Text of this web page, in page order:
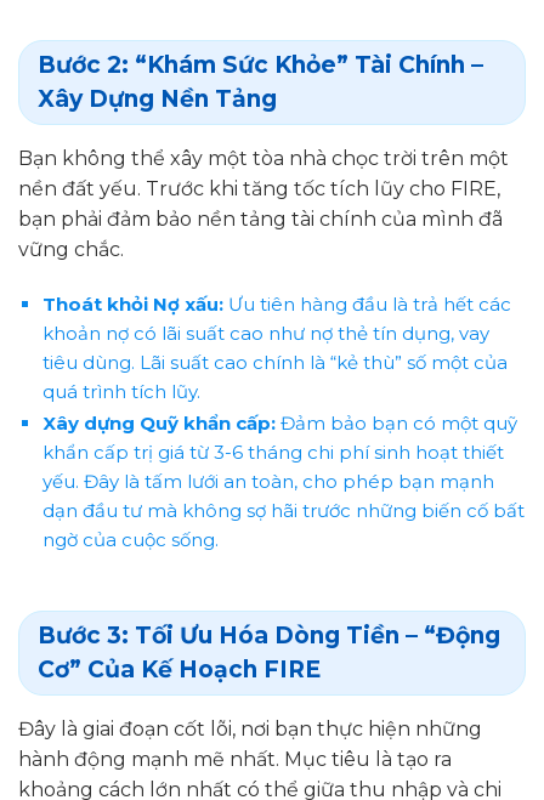
Bước 2: “Khám Sức Khỏe” Tài Chính –
Xây Dựng Nền Tảng
Bạn không thể xây một tòa nhà chọc trời trên một
nền đất yếu. Trước khi tăng tốc tích lũy cho FIRE,
bạn phải đảm bảo nền tảng tài chính của mình đã
vững chắc.
Thoát khỏi Nợ xấu:Ưu tiên hàng đầu là trả hết các
khoản nợ có lãi suất cao như nợ thẻ tín dụng, vay
tiêu dùng. Lãi suất cao chính là “kẻ thù” số một của
quá trình tích lũy.
Xây dựng Quỹ khẩn cấp:Đảm bảo bạn có một quỹ
khẩn cấp trị giá từ 3-6 tháng chi phí sinh hoạt thiết
yếu. Đây là tấm lưới an toàn, cho phép bạn mạnh
dạn đầu tư mà không sợ hãi trước những biến cố bất
ngờ của cuộc sống.
Bước 3: Tối Ưu Hóa Dòng Tiền – “Động
Cơ” Của Kế Hoạch FIRE
Đây là giai đoạn cốt lõi, nơi bạn thực hiện những
hành động mạnh mẽ nhất. Mục tiêu là tạo ra
khoảng cách lớn nhất có thể giữa thu nhập và chi